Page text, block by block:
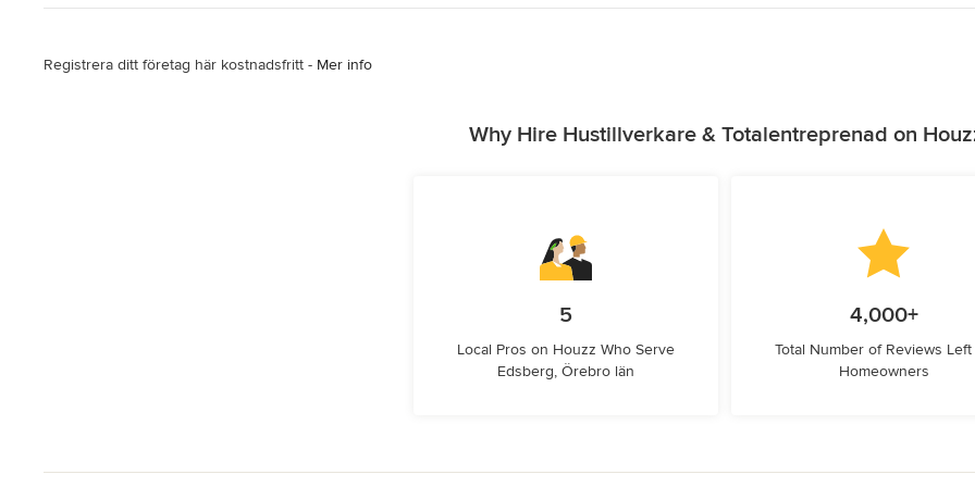
Registrera ditt företag här kostnadsfritt - Mer info
Why Hire Hustillverkare & Totalentreprenad on
5
Local Pros on Houzz Who Serve
Edsberg, Örebro län
4,000+
Total Number of Reviews
Homeowners